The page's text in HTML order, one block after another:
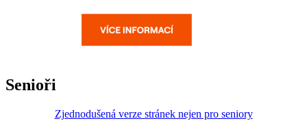
Senioři
Zjednodušená verze stránek nejen pro seniory